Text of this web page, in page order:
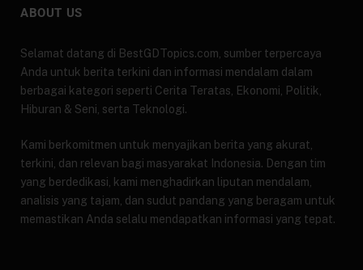
ABOUT US
Selamat datang di BestGDTopics.com, sumber terpercaya
Anda untuk berita terkini dan informasi mendalam dalam
berbagai kategori seperti Cerita Teratas, Ekonomi, Politik,
Hiburan & Seni, serta Teknologi.
Kami berkomitmen untuk menyajikan berita yang akurat,
terkini, dan relevan bagi masyarakat Indonesia. Dengan tim
yang berdedikasi, kami menghadirkan liputan mendalam,
analisis yang tajam, dan sudut pandang yang beragam untuk
memastikan Anda selalu mendapatkan informasi yang tepat.